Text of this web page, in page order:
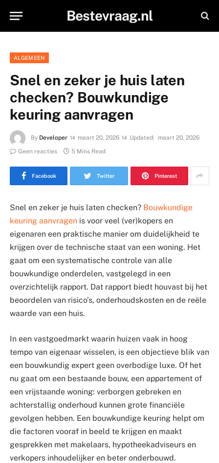
Bestevraag.nl
ALGEMEEN
Snel en zeker je huis laten
checken? Bouwkundige
keuring aanvragen
By Developer maart 20, 2026 Updated:
maart 20, 2026
Geen reacties
5 Mins Read
Facebook Twitter Pinterest
Snel en zeker je huis laten checken? Bouwkundige
keuring aanvragen is voor veel (ver)kopers en
eigenaren een praktische manier om duidelijkheid te
krijgen over de technische staat van een woning. Het
gaat om een systematische controle van alle
bouwkundige onderdelen, vastgelegd in een
overzichtelijk rapport. Dat rapport biedt houvast bij het
beoordelen van risico’s, onderhoudskosten en de reële
waarde van een huis.
In een vastgoedmarkt waarin huizen vaak in hoog
tempo van eigenaar wisselen, is een objectieve blik van
een bouwkundig expert geen overbodige luxe. Of het
nu gaat om een bestaande bouw, een appartement of
een vrijstaande woning: verborgen gebreken en
achterstallig onderhoud kunnen grote financiële
gevolgen hebben. Een bouwkundige keuring helpt om
die factoren vooraf in beeld te krijgen en maakt
gesprekken met makelaars, hypotheekadviseurs en
verkopers inhoudelijker en beter onderbouwd.